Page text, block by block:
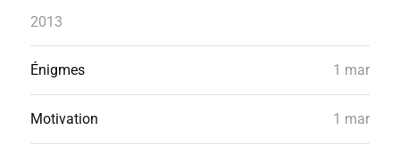
2013
Énigmes 1 mar
Motivation 1 mar